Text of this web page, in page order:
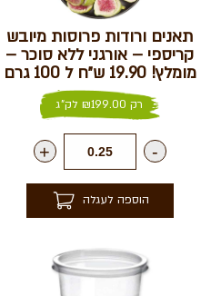
תאנים ורודות פרוסות מיובש
קריספי – אורגני ללא סוכר –
מומלץ! 19.90 ש״ח ל 100 גרם
רק ₪199.00 לק"ג
-
+
הוספה לעגלה